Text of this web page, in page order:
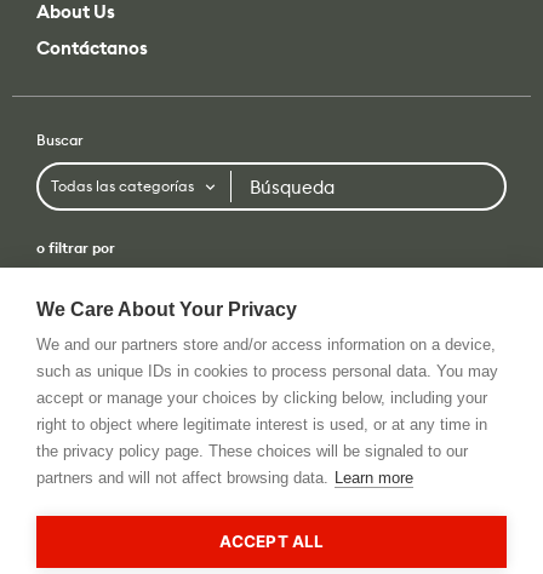
Buscar
Todas las categorías Búsqueda
o filtrar por
Todas las categorías Todas las marcas
© 2026 All rights reserved. cinema5D GmbH
Condiciones De Uso
Política De Privacidad
Contáctanos
RSS Feed
CONDICIONES DE USO
POLÍTICA DE PRIVACIDAD
This site is registered onwpml.orgas a development site. Switch to a production
We Care About Your Privacy
We and our partners store and/or access information on a device,
such as unique IDs in cookies to process personal data. You may
accept or manage your choices by clicking below, including your
right to object where legitimate interest is used, or at any time in
the privacy policy page. These choices will be signaled to our
partners and will not affect browsing data. Learn more
ACCEPT ALL